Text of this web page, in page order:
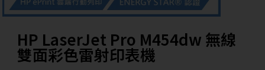
HP LaserJet Pro M454dw 無線
雙面彩色雷射印表機